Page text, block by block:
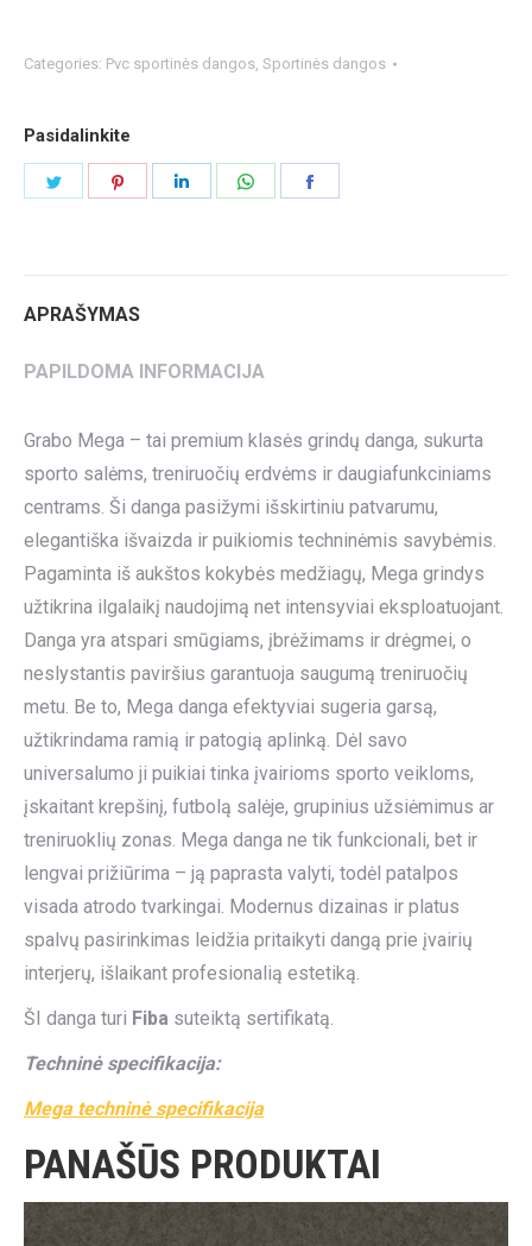
Categories: Pvc sportinės dangos, Sportinės dangos
Pasidalinkite
APRAŠYMAS
PAPILDOMA INFORMACIJA
Grabo Mega – tai premium klasės grindų danga, sukurta
sporto salėms, treniruočių erdvėms ir daugiafunkciniams
centrams. Ši danga pasižymi išskirtiniu patvarumu,
elegantiška išvaizda ir puikiomis techninėmis savybėmis.
Pagaminta iš aukštos kokybės medžiagų, Mega grindys
užtikrina ilgalaikį naudojimą net intensyviai eksploatuojant.
Danga yra atspari smūgiams, įbrėžimams ir drėgmei, o
neslystantis paviršius garantuoja saugumą treniruočių
metu. Be to, Mega danga efektyviai sugeria garsą,
užtikrindama ramią ir patogią aplinką. Dėl savo
universalumo ji puikiai tinka įvairioms sporto veikloms,
įskaitant krepšinį, futbolą salėje, grupinius užsiėmimus ar
treniruoklių zonas. Mega danga ne tik funkcionali, bet ir
lengvai prižiūrima – ją paprasta valyti, todėl patalpos
visada atrodo tvarkingai. Modernus dizainas ir platus
spalvų pasirinkimas leidžia pritaikyti dangą prie įvairių
interjerų, išlaikant profesionalią estetiką.
ŠI danga turi Fiba suteiktą sertifikatą.
Techninė specifikacija:
Mega techninė specifikacija
PANAŠŪS PRODUKTAI